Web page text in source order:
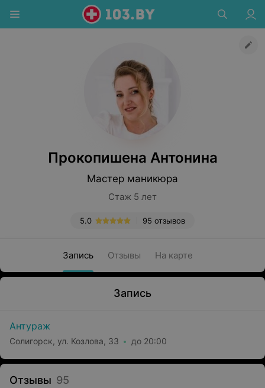
Прокопишена Антонина
Мастер маникюра
Стаж 5 лет
95 отзывов
5.0
Запись Отзывы На карте
Запись
Антураж
Солигорск, ул. Козлова, 33 до 20:00
Отзывы 95